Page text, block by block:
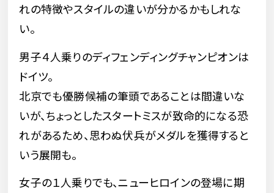
れの特徴やスタイルの違いが分かるかもしれな
い。
男子４人乗りのディフェンディングチャンピオンは
ドイツ。
北京でも優勝候補の筆頭であることは間違いな
いが、ちょっとしたスタートミスが致命的になる恐
れがあるため、思わぬ伏兵がメダルを獲得すると
いう展開も。
女子の１人乗りでも、ニューヒロインの登場に期